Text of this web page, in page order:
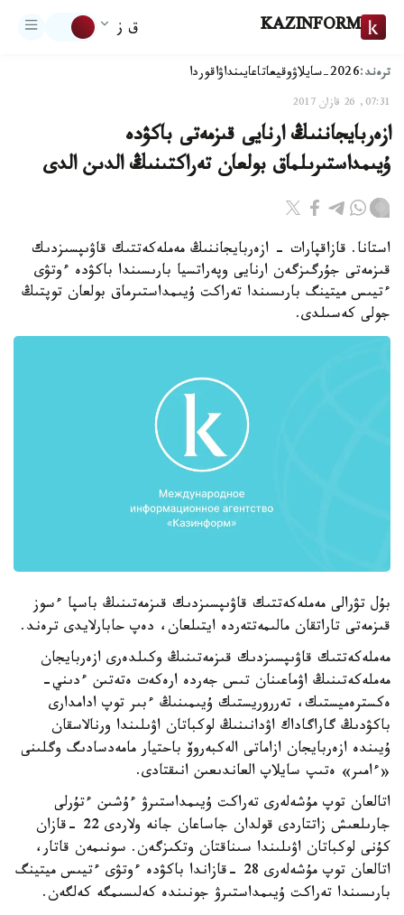
KAZINFORM ق ز
ترەند:2026-سايلاۋ وقيعاتاعايىنداۋاقوردا
07:31, 26 قازان 2017
ازەربايجاننىڭ ارنايى قىزمەتى باكۋدە
ۇيىمداستىرىلماق بولعان تەراكتىنىڭ الدىن الدى
استانا. قازاقپارات - ازەربايجاننىڭ مەملەكەتتىك قاۋىپسىزدىك
قىزمەتى جۇرگىزگەن ارنايى وپەراتسيا بارىسىندا باكۋدە ءوتۋى
ءتيىس ميتينگ بارىسىندا تەراكت ۇيىمداستىرماق بولعان توپتىڭ
جولى كەسىلدى.
بۇل تۋرالى مەملەكەتتىك قاۋىپسىزدىك قىزمەتىنىڭ باسپا ءسوز
قىزمەتى تاراتقان مالىمەتتەردە ايتىلعان، دەپ حابارلايدى ترەند.
مەملەكەتتىك قاۋىپسىزدىك قىزمەتىنىڭ وكىلدەرى ازەربايجان
مەملەكەتىنىڭ اۋماعىنان تىس جەردە ارەكەت ەتەتىن ءدىني-
ەكسترەميستىك، تەرروريستىك ۇيىمىنىڭ ءبىر توپ ادامدارى
باكۋدىڭ گاراگاداك اۋدانىنىڭ لوكباتان اۋىلىندا ورنالاسقان
ۇيىندە ازەربايجان ازاماتى الەكبەروۆ باحتيار مامەدسادىگ وگلىنى
«ءامىر» ەتىپ سايلاپ العاندىعىن انىقتادى.
اتالعان توپ مۇشەلەرى تەراكت ۇيىمداستىرۋ ءۇشىن ءتۇرلى
جارىلعىش زاتتاردى قولدان جاساعان جانە ولاردى 22 -قازان
كۇنى لوكباتان اۋىلىندا سىناقتان وتكىزگەن. سونىمەن قاتار،
اتالعان توپ مۇشەلەرى 28 -قازاندا باكۋدە ءوتۋى ءتيىس ميتينگ
بارىسىندا تەراكت ۇيىمداستىرۋ جونىندە كەلىسىمگە كەلگەن.